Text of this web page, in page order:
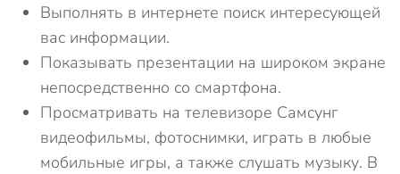
Выполнять в интернете поиск интересующей
вас информации.
Показывать презентации на широком экране
непосредственно со смартфона.
Просматривать на телевизоре Самсунг
видеофильмы, фотоснимки, играть в любые
мобильные игры, а также слушать музыку. В